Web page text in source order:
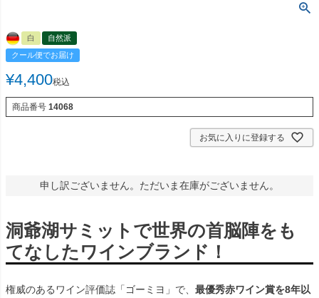
白
自然派
クール便でお届け
¥4,400税込
商品番号 14068
お気に入りに登録する
申し訳ございません。ただいま在庫がございません。
洞爺湖サミットで世界の首脳陣をも
てなしたワインブランド！
権威のあるワイン評価誌「ゴーミヨ」で、 最優秀赤ワイン賞を8年以